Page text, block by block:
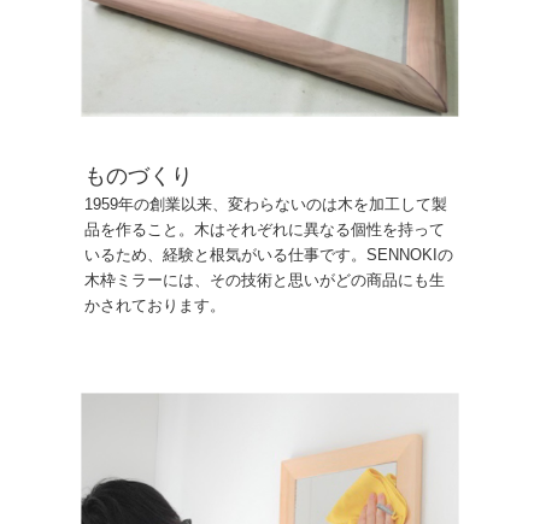
ものづくり
1959年の創業以来、変わらないのは木を加工して製
品を作ること。木はそれぞれに異なる個性を持って
いるため、経験と根気がいる仕事です。SENNOKIの
木枠ミラーには、その技術と思いがどの商品にも生
かされております。